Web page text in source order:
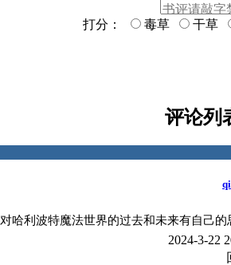
打分： 毒草 干草
评论列
对哈利波特魔法世界的过去和未来有自己
2024-3-22